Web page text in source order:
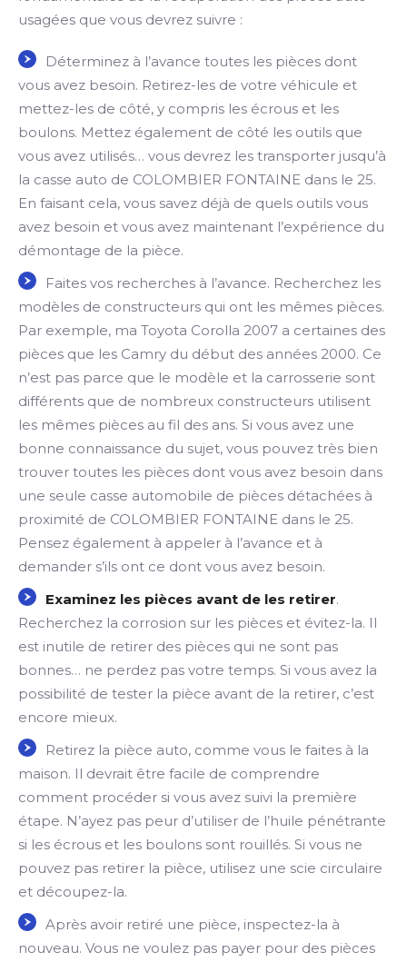
usagées que vous devrez suivre :
Déterminez à l’avance toutes les pièces dont
vous avez besoin. Retirez-les de votre véhicule et
mettez-les de côté, y compris les écrous et les
boulons. Mettez également de côté les outils que
vous avez utilisés… vous devrez les transporter jusqu’à
la casse auto de COLOMBIER FONTAINE dans le 25.
En faisant cela, vous savez déjà de quels outils vous
avez besoin et vous avez maintenant l’expérience du
démontage de la pièce.
Faites vos recherches à l’avance. Recherchez les
modèles de constructeurs qui ont les mêmes pièces.
Par exemple, ma Toyota Corolla 2007 a certaines des
pièces que les Camry du début des années 2000. Ce
n’est pas parce que le modèle et la carrosserie sont
différents que de nombreux constructeurs utilisent
les mêmes pièces au fil des ans. Si vous avez une
bonne connaissance du sujet, vous pouvez très bien
trouver toutes les pièces dont vous avez besoin dans
une seule casse automobile de pièces détachées à
proximité de COLOMBIER FONTAINE dans le 25.
Pensez également à appeler à l’avance et à
demander s’ils ont ce dont vous avez besoin.
Examinez les pièces avant de les retirer.
Recherchez la corrosion sur les pièces et évitez-la. Il
est inutile de retirer des pièces qui ne sont pas
bonnes… ne perdez pas votre temps. Si vous avez la
possibilité de tester la pièce avant de la retirer, c’est
encore mieux.
Retirez la pièce auto, comme vous le faites à la
maison. Il devrait être facile de comprendre
comment procéder si vous avez suivi la première
étape. N’ayez pas peur d’utiliser de l’huile pénétrante
si les écrous et les boulons sont rouillés. Si vous ne
pouvez pas retirer la pièce, utilisez une scie circulaire
et découpez-la.
Après avoir retiré une pièce, inspectez-la à
nouveau. Vous ne voulez pas payer pour des pièces